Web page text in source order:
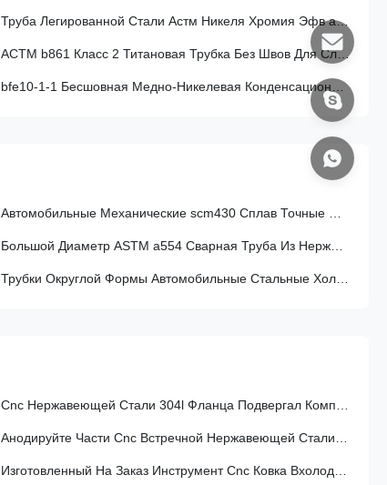
Труба Легированной Стали Астм Никеля Хромия Эфв а358 Для Высокотемпературного Обслуживания
АСТМ b861 Класс 2 Титановая Трубка Без Швов Для Службы Коррозионно Устойчивых Теплообменников
bfe10-1-1 Бесшовная Медно-Никелевая Конденсационная Трубка С Коррозионной Стойкостью И Долговечностью Морской Воды Для Эффективной Теплопередачи
Автомобильные Механические scm430 Сплав Точные Стальные Трубы Холодные Протянутые Бесшовные Стальные Трубы
Большой Диаметр ASTM a554 Сварная Труба Из Нержавеющей Стали Для Коррозионно Устойчивых Автомобильных Выхлопных Систем С Контролируемой Целостностью Сварки
Трубки Округлой Формы Автомобильные Стальные Холоднопрокатные Для Цилиндра Амортизатора Удара
Cnc Нержавеющей Стали 304l Фланца Подвергал Компоненты Механической Обработке Для Автозапчастей
Анодируйте Части Cnc Встречной Нержавеющей Стали Рукава Подвергая Механической Обработке Гигиенической Машины Выравнивая Ногу
Изготовленный На Заказ Инструмент Cnc Ковка Вхолодную Стальной Автоматический Куя Части Грузоподъемника Погрузочно-Разгрузочного Оборудования Материала